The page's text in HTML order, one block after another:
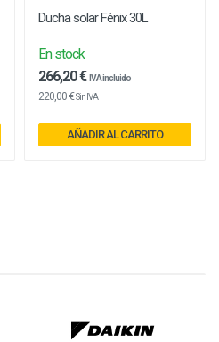
Ducha solar Fénix 30L
En stock
266,20 € IVA incluido
220,00 €Sin IVA
AÑADIR AL CARRITO